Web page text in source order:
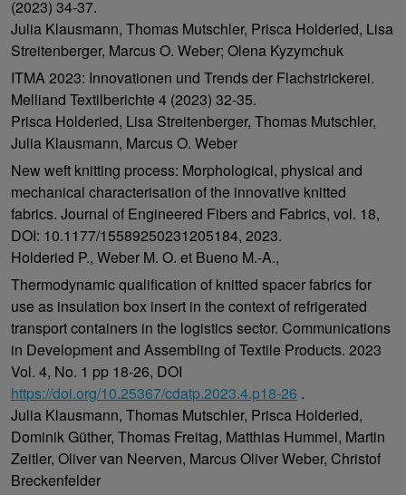
(2023) 34-37.
Julia Klausmann, Thomas Mutschler, Prisca Holderied, Lisa
Streitenberger, Marcus O. Weber; Olena Kyzymchuk
ITMA 2023: Innovationen und Trends der Flachstrickerei.
Melliand Textilberichte 4 (2023) 32-35.
Prisca Holderied, Lisa Streitenberger, Thomas Mutschler,
Julia Klausmann, Marcus O. Weber
New weft knitting process: Morphological, physical and
mechanical characterisation of the innovative knitted
fabrics. Journal of Engineered Fibers and Fabrics, vol. 18,
DOI: 10.1177/15589250231205184, 2023.
Holderied P., Weber M. O. et Bueno M.-A.,
Thermodynamic qualification of knitted spacer fabrics for
use as insulation box insert in the context of refrigerated
transport containers in the logistics sector. Communications
in Development and Assembling of Textile Products. 2023
Vol. 4, No. 1 pp 18-26, DOI
https://doi.org/10.25367/cdatp.2023.4.p18-26 .
Julia Klausmann, Thomas Mutschler, Prisca Holderied,
Dominik Güther, Thomas Freitag, Matthias Hummel, Martin
Zeitler, Oliver van Neerven, Marcus Oliver Weber, Christof
Breckenfelder